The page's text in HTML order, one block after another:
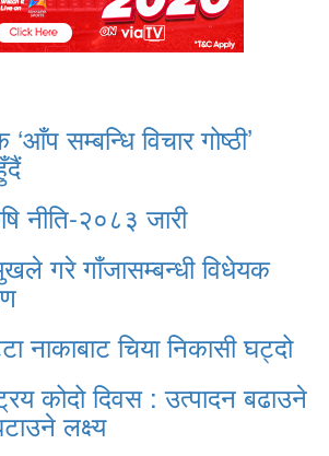
सम्बन्धि विचार गोष्ठी’
नीति-२०८३ जारी
गरे गाँजासम्बन्धी विधेयक
नाकाबाट चिया निकासी घट्दो
कोदो दिवस : उत्पादन बढाउने
लक्ष्य